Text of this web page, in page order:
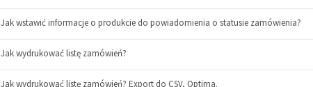
Jak wstawić informacje o produkcie do powiadomienia o statusie zamówienia?
Jak wydrukować listę zamówień?
Jak wydrukować listę zamówień? Export do CSV, Optima.